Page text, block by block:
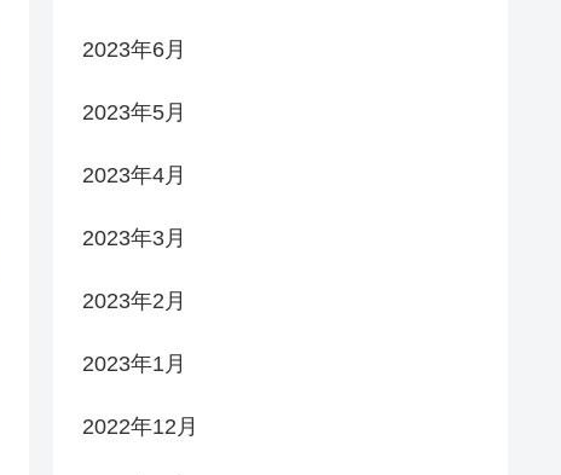
2023年6月
2023年5月
2023年4月
2023年3月
2023年2月
2023年1月
2022年12月